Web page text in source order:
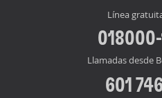
Línea
Llamadas desde
601